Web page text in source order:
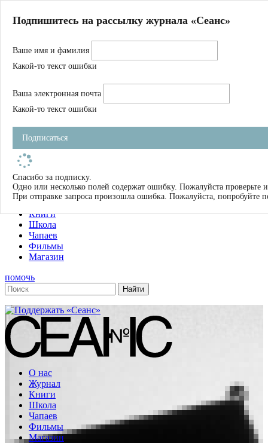
Магазин
Журнал
Школа
Устав
Фильмы
Имена
Тэги
О нас
Журнал
Книги
Школа
Чапаев
Фильмы
Магазин
помочь
О нас
Журнал
Книги
Школа
Чапаев
Фильмы
Магазин
Подпишитесь на рассылку журнала «Сеанс»
Ваше имя и фамилия
Какой-то текст ошибки
Ваша электронная почта
Какой-то текст ошибки
Подписаться
Спасибо за подписку.
Одно или несколько полей содержат ошибку. Пожалуйста проверьте
При отправке запроса произошла ошибка. Пожалуйста, попробуйте